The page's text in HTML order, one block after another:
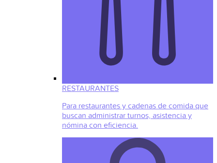
RESTAURANTES
Para restaurantes y cadenas de comida que
buscan administrar turnos, asistencia y
nómina con eficiencia.